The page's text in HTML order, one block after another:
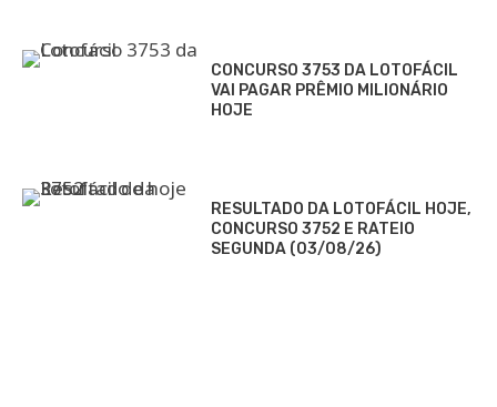
CONCURSO 3753 DA LOTOFÁCIL
VAI PAGAR PRÊMIO MILIONÁRIO
HOJE
RESULTADO DA LOTOFÁCIL HOJE,
CONCURSO 3752 E RATEIO
SEGUNDA (03/08/26)